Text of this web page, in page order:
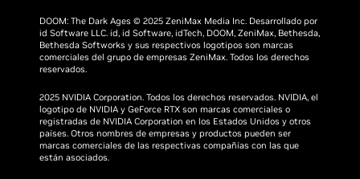
DOOM: The Dark Ages © 2025 ZeniMax Media Inc. Desarrollado por
id Software LLC. id, id Software, idTech, DOOM, ZeniMax, Bethesda,
Bethesda Softworks y sus respectivos logotipos son marcas
comerciales del grupo de empresas ZeniMax. Todos los derechos
reservados.
2025 NVIDIA Corporation. Todos los derechos reservados. NVIDIA, el
logotipo de NVIDIA y GeForce RTX son marcas comerciales o
registradas de NVIDIA Corporation en los Estados Unidos y otros
países. Otros nombres de empresas y productos pueden ser
marcas comerciales de las respectivas compañías con las que
están asociados.